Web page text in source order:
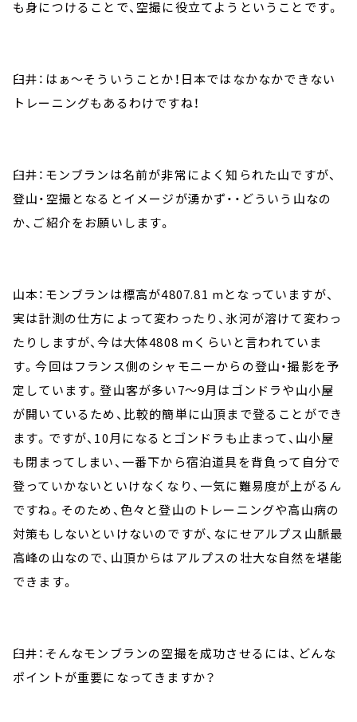
も身につけることで、空撮に役立てようということです。
臼井：はぁ～そういうことか！日本ではなかなかできない
トレーニングもあるわけですね！
臼井：モンブランは名前が非常によく知られた山ですが、
登山・空撮となるとイメージが湧かず・・どういう山なの
か、ご紹介をお願いします。
山本：モンブランは標高が4807.81 mとなっていますが、
実は計測の仕方によって変わったり、氷河が溶けて変わっ
たりしますが、今は大体4808 mくらいと言われていま
す。今回はフランス側のシャモニーからの登山・撮影を予
定しています。登山客が多い7～9月はゴンドラや山小屋
が開いているため、比較的簡単に山頂まで登ることができ
ます。ですが、10月になるとゴンドラも止まって、山小屋
も閉まってしまい、一番下から宿泊道具を背負って自分で
登っていかないといけなくなり、一気に難易度が上がるん
ですね。そのため、色々と登山のトレーニングや高山病の
対策もしないといけないのですが、なにせアルプス山脈最
高峰の山なので、山頂からはアルプスの壮大な自然を堪能
できます。
臼井：そんなモンブランの空撮を成功させるには、どんな
ポイントが重要になってきますか？